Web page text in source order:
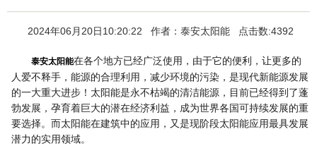
2024年06月20日10:20:22 作者：泰安太阳能 点击数:4392
泰安太阳能在各个地方已经广泛使用，由于它的便利，让更多的
人爱不释手，能源的合理利用，减少环境的污染，是现代新能源发展
的一大重大进步！太阳能是永不枯竭的清洁能源，目前已经得到了蓬
勃发展，孕育着巨大的潜在经济利益，成为世界各国可持续发展的重
要选择。而太阳能在建筑中的应用，又是现阶段太阳能应用最具发展
潜力的实用领域。